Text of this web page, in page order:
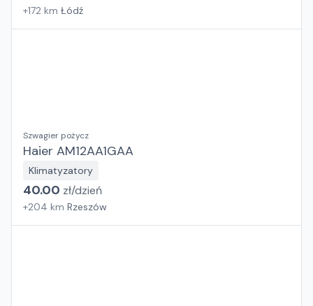
+172 km Łódź
Szwagier pożycz
Haier AM12AA1GAA
Klimatyzatory
40.00 zł/dzień
+204 km Rzeszów